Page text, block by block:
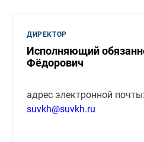
ДИРЕКТОР
Исполняющий
Фёдорович
адрес электронной почты:
suvkh@suvkh.ru